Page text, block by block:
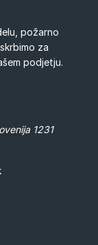
požarno
za
podjetju.
1231